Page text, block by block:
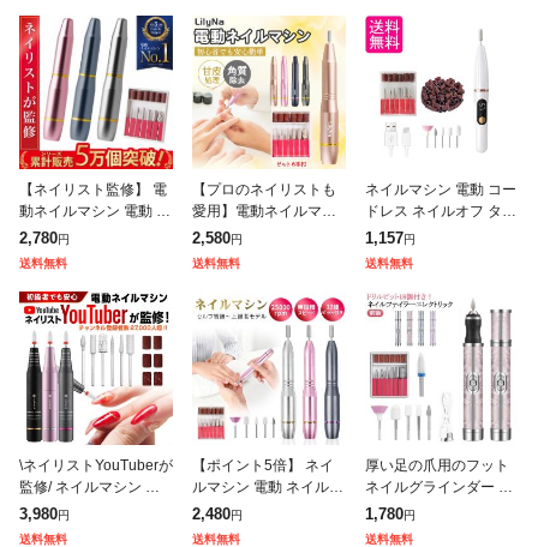
【ネイリスト監修】 電
動ネイルマシン 電動 ネ
イルマシン ジェルオフ
ジェルネイル オフ 甘皮
ルマシーン
2,780円
送料無料
【プロのネイリストも
愛用】電動ネイルマシ
ン ネイルドリル ネイル
マシン プロ用 爪やすり
角質除去 甘
2,580円
送料無料
ネイルマシン 電動 コー
ドレス ネイルオフ タイ
プc充電式 スピード5段
階調整 正逆回転 ジェル
ホワイト
1,157円
送料無料
\ネイリストYouTuberが
監修/ ネイルマシン 電
動 ネイルポリッシュ ネ
イルオフ ジェルネイル
3,980円
送料無料
【ポイント5倍】 ネイ
ルマシン 電動 ネイルマ
シーン 電動ネイルマシ
ン 日本語説明書 ネイル
2,480円
送料無料
厚い足の爪用のフット
ネイルグラインダー 厚
い爪用のフットネイル
サンダー 人間用爪研ぎ
1,780円
送料無料